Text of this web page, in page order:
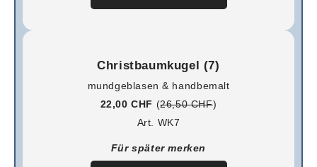
Christbaumkugel (7)
mundgeblasen & handbemalt
22,00 CHF (26,50 CHF)
Art. WK7
Für später merken